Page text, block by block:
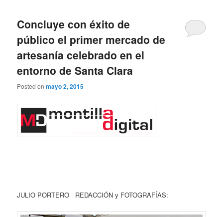
Concluye con éxito de
público el primer mercado de
artesanía celebrado en el
entorno de Santa Clara
Posted onmayo 2, 2015
JULIO PORTERO REDACCIÓN y FOTOGRAFÍAS: